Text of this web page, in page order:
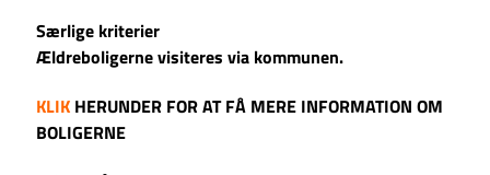
Særlige kriterier
Ældreboligerne visiteres via kommunen.
KLIK HERUNDER FOR AT FÅ MERE INFORMATION OM
BOLIGERNE